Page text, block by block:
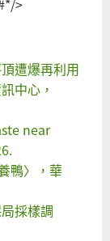
>
遭爆再利用
中心，
near
鴨〉，華
採樣調